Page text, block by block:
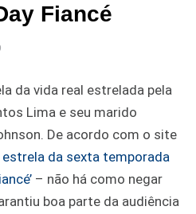
Fiancé
da vida real estrelada pela
Lima e seu marido
De acordo com o site
estrela da sexta temporada
– não há como negar
boa parte da audiência